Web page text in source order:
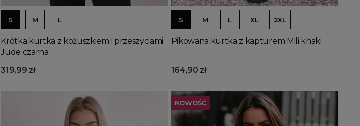
S M L
Krótka kurtka z kożuszkiem i przeszyciami
Jude czarna
319,99 zł
S M L XL 2XL
Pikowana kurtka z kapturem Mili khaki
164,90 zł
NOWOŚĆ